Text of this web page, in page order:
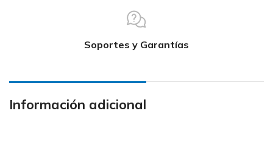
Soportes y Garantías
Información adicional